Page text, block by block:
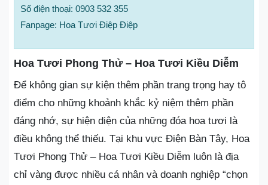
Số điện thoại: 0903 532 355
Fanpage: Hoa Tươi Điệp Điệp
Hoa Tươi Phong Thử – Hoa Tươi Kiều Diễm
Để không gian sự kiện thêm phần trang trọng hay tô
điểm cho những khoảnh khắc kỷ niệm thêm phần
đáng nhớ, sự hiện diện của những đóa hoa tươi là
điều không thể thiếu. Tại khu vực Điện Bàn Tây, Hoa
Tươi Phong Thử – Hoa Tươi Kiều Diễm luôn là địa
chỉ vàng được nhiều cá nhân và doanh nghiệp “chọn